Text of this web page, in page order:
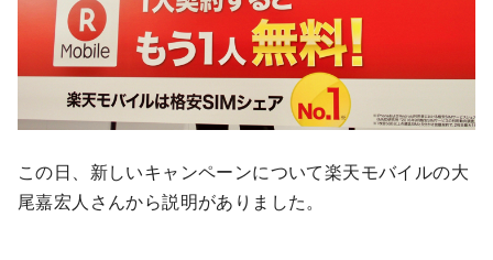
この日、新しいキャンペーンについて楽天モバイルの大
尾嘉宏人さんから説明がありました。